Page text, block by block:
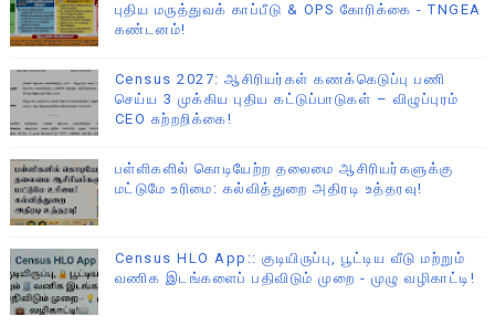
புதிய மருத்துவக் காப்பீடு & OPS கோரிக்கை - TNGEA
கண்டனம்!
Census 2027: ஆசிரியர்கள் கணக்கெடுப்பு பணி
செய்ய 3 முக்கிய புதிய கட்டுப்பாடுகள் – விழுப்புரம்
CEO சுற்றறிக்கை!
பள்ளிகளில் கொடியேற்ற தலைமை ஆசிரியர்களுக்கு
மட்டுமே உரிமை: கல்வித்துறை அதிரடி உத்தரவு!
Census HLO App:: குடியிருப்பு, பூட்டிய வீடு மற்றும்
வணிக இடங்களைப் பதிவிடும் முறை - முழு வழிகாட்டி!